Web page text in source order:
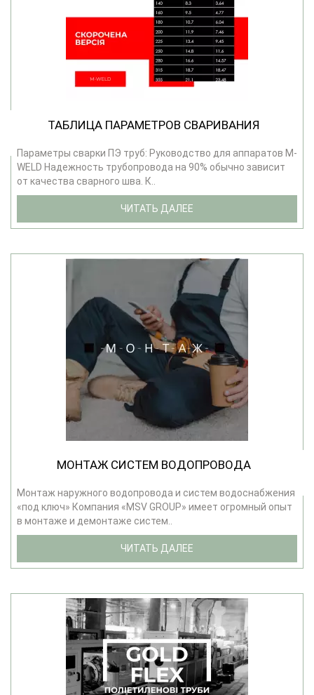
ТАБЛИЦА ПАРАМЕТРОВ СВАРИВАНИЯ
Параметры сварки ПЭ труб: Руководство для аппаратов M-
WELD Надежность трубопровода на 90% обычно зависит
от качества сварного шва. К..
ЧИТАТЬ ДАЛЕЕ
МОНТАЖ СИСТЕМ ВОДОПРОВОДА
Монтаж наружного водопровода и систем водоснабжения
«под ключ» Компания «MSV GROUP» имеет огромный опыт
в монтаже и демонтаже систем..
ЧИТАТЬ ДАЛЕЕ